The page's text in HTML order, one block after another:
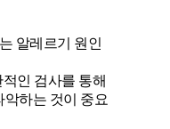
알레르기 원인
인 검사를 통해
악하는 것이 중요